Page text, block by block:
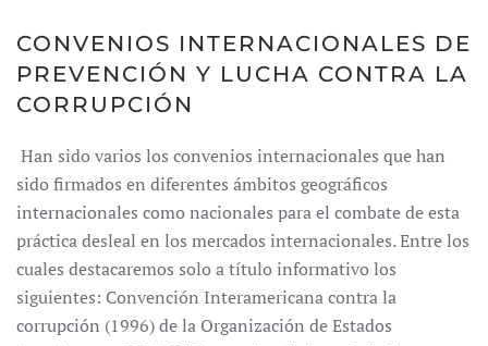
CONVENIOS INTERNACIONALES DE
PREVENCIÓN Y LUCHA CONTRA LA
CORRUPCIÓN
Han sido varios los convenios internacionales que han
sido firmados en diferentes ámbitos geográficos
internacionales como nacionales para el combate de esta
práctica desleal en los mercados internacionales. Entre los
cuales destacaremos solo a título informativo los
siguientes: Convención Interamericana contra la
corrupción (1996) de la Organización de Estados